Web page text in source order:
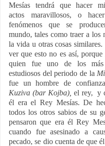
Mesías tendrá que hacer
actos maravillosos, o
fenómenos que se
mundo, tales como traer a los
la vida u otras cosas similares.
ver que esto no es así, porque
quien fue uno de los más
estudiosos del periodo de la
fue un hombre de
Kuziva (bar Kojba), el rey, y
él era el Rey Mesías. De
todos los otros sabios de su
pensaron que era él Rey
cuando fue asesinado a
pecado, se dio cuenta de que